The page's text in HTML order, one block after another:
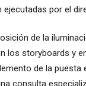
por el
de la
los storyboards y
de la puesta
consulta